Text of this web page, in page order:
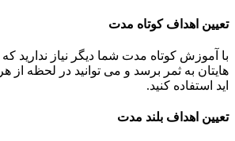
تعیین اهداف کوتاه مدت
با آموزش کوتاه مدت شما دیگر نیاز ندارید که
هایتان به ثمر برسد و می توانید در لحظه از
اید استفاده کنید.
تعیین اهداف بلند مدت